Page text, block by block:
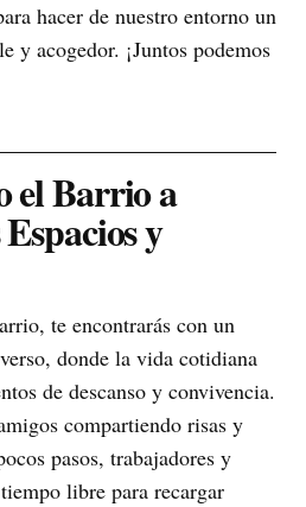
hacer de nuestro entorno un
y acogedor. ¡Juntos podemos
el Barrio a
y
te encontrarás con un
donde la vida cotidiana
de descanso y convivencia.
compartiendo risas y
pasos, trabajadores y
libre para recargar